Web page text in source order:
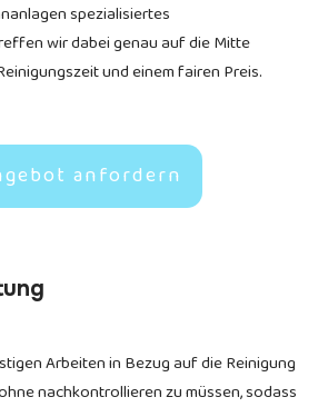
spezialisiertes
wir dabei genau auf die Mitte
und einem fairen Preis.
anfordern
Arbeiten in Bezug auf die Reinigung
nachkontrollieren zu müssen, sodass